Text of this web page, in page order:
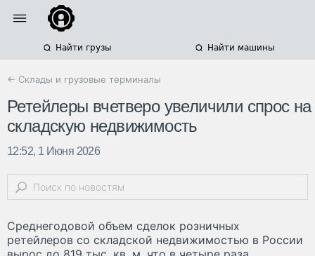
Найти грузы Найти машины
← Склады и грузовые терминалы
Ретейлеры вчетверо увеличили спрос на
складскую недвижимость
12:52, 1 Июня 2026
Среднегодовой объем сделок розничных
ретейлеров со складской недвижимостью в России